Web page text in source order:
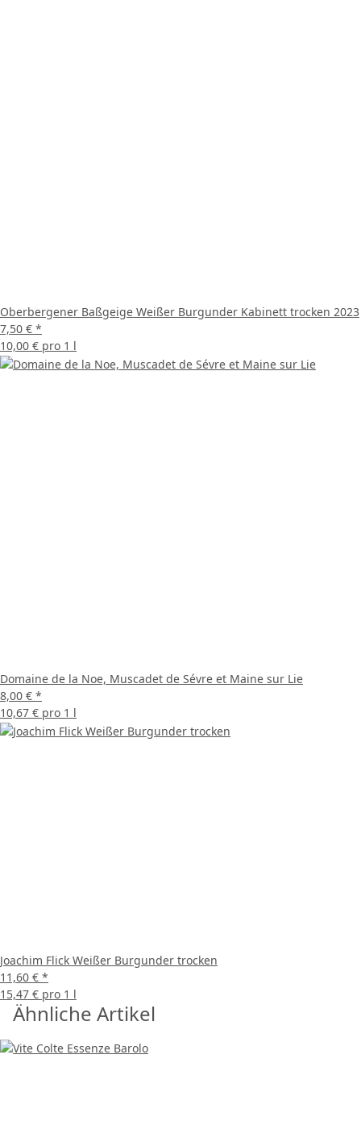
Oberbergener Baßgeige Weißer Burgunder Kabinett trocken 2023
7,50 € *
10,00 € pro 1 l
Domaine de la Noe, Muscadet de Sévre et Maine sur Lie
8,00 € *
10,67 € pro 1 l
Joachim Flick Weißer Burgunder trocken
11,60 € *
15,47 € pro 1 l
Ähnliche Artikel